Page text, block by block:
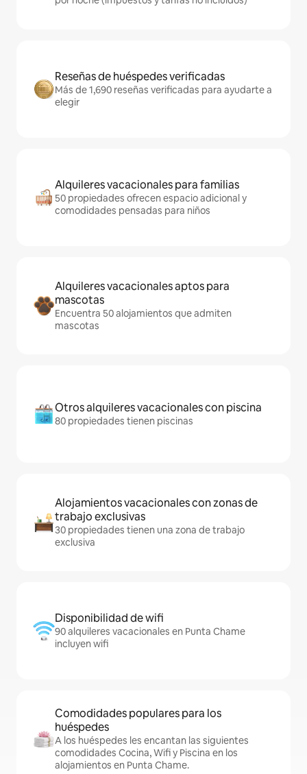
Reseñas de huéspedes verificadas
Más de 1,690 reseñas verificadas para ayudarte a
elegir
Alquileres vacacionales para familias
50 propiedades ofrecen espacio adicional y
comodidades pensadas para niños
Alquileres vacacionales aptos para
mascotas
Encuentra 50 alojamientos que admiten
mascotas
Otros alquileres vacacionales con piscina
80 propiedades tienen piscinas
Alojamientos vacacionales con zonas de
trabajo exclusivas
30 propiedades tienen una zona de trabajo
exclusiva
Disponibilidad de wifi
90 alquileres vacacionales en Punta Chame
incluyen wifi
Comodidades populares para los
huéspedes
A los huéspedes les encantan las siguientes
comodidades Cocina, Wifi y Piscina en los
alojamientos en Punta Chame.